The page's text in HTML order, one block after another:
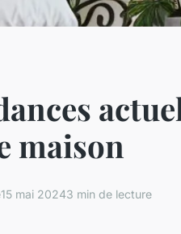
maison
15 mai 20243 min de lecture